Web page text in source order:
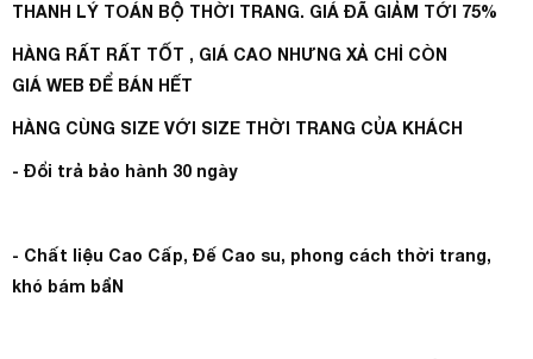
THANH LÝ TOÁN BỘ THỜI TRANG. GIÁ ĐÃ GIẢM TỚI 75%
HÀNG RẤT RẤT TỐT , GIÁ CAO NHƯNG XẢ CHỈ CÒN
GIÁ WEB ĐỂ BÁN HẾT
HÀNG CÙNG SIZE VỚI SIZE THỜI TRANG CỦA KHÁCH
- Đổi trả bảo hành 30 ngày
- Chất liệu Cao Cấp, Đế Cao su, phong cách thời trang,
khó bám bẩN